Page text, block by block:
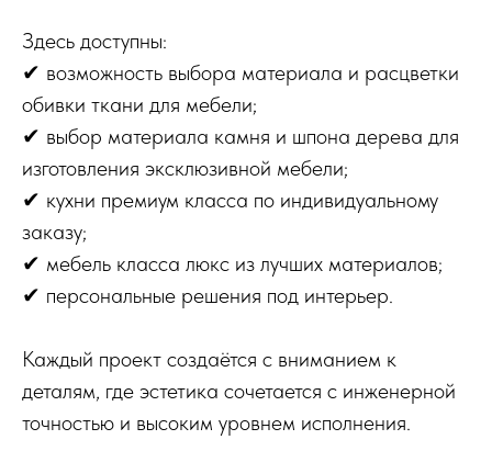
Здесь доступны:
✔ возможность выбора материала и расцветки
обивки ткани для мебели;
✔ выбор материала камня и шпона дерева для
изготовления эксклюзивной мебели;
✔ кухни премиум класса по индивидуальному
заказу;
✔ мебель класса люкс из лучших материалов;
✔ персональные решения под интерьер.
Каждый проект создаётся с вниманием к
деталям, где эстетика сочетается с инженерной
точностью и высоким уровнем исполнения.